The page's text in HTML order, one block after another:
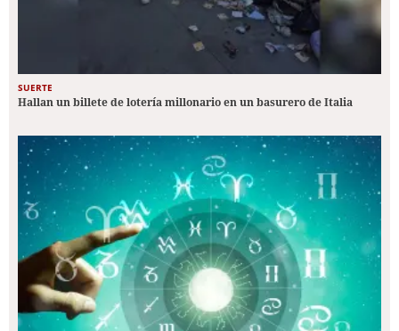
SUERTE
Hallan un billete de lotería millonario en un basurero de Italia